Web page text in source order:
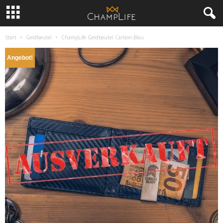
Start Geldbeutel ChampLife Geldbeutel Carbon-Blau
Angebot!